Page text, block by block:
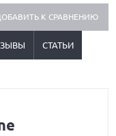
К СРАВНЕНИЮ
СТАТЬИ